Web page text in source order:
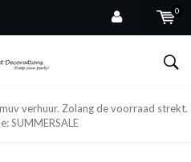
0
verhuur. Zolang de voorraad strekt.
SUMMERSALE